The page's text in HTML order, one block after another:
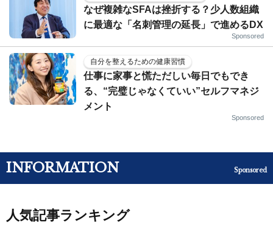
なぜ複雑なSFAは挫折する？少人数組織
に最適な「名刺管理の延長」で進めるDX
Sponsored
自分を整えるための健康習慣
仕事に家事と慌ただしい毎日でもでき
る、“完璧じゃなくていい”セルフマネジ
メント
Sponsored
INFORMATION Sponsored
人気記事ランキング